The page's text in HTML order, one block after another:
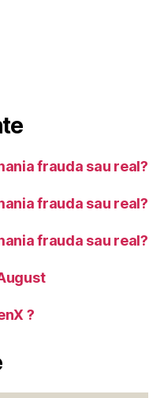
frauda sau real?
frauda sau real?
frauda sau real?
?